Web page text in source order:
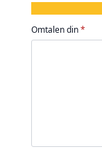
av
5
av
5
av
5
av
5 5
Omtalen din*